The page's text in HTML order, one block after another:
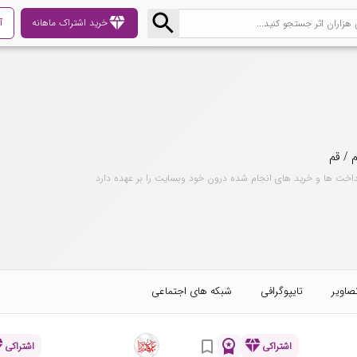
diamondخرید اشتراک ماهانه
/ قم
ها و خرید های انجام شده درون خود وبسایت را بر عهده دارد
تایپوگرافی شبکه های اجتماعی
اشتراکیdiamond
workspace_premium
bookmark_border اشتراکی